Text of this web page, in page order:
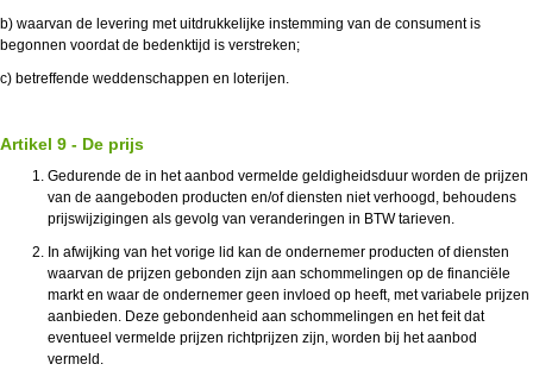
b) waarvan de levering met uitdrukkelijke instemming van de consument is
begonnen voordat de bedenktijd is verstreken;
c) betreffende weddenschappen en loterijen.
Artikel 9 - De prijs
Gedurende de in het aanbod vermelde geldigheidsduur worden de prijzen
van de aangeboden producten en/of diensten niet verhoogd, behoudens
prijswijzigingen als gevolg van veranderingen in BTW tarieven.
In afwijking van het vorige lid kan de ondernemer producten of diensten
waarvan de prijzen gebonden zijn aan schommelingen op de financiële
markt en waar de ondernemer geen invloed op heeft, met variabele prijzen
aanbieden. Deze gebondenheid aan schommelingen en het feit dat
eventueel vermelde prijzen richtprijzen zijn, worden bij het aanbod
vermeld.